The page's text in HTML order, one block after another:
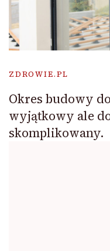
ZDROWIE.PL
Okres budowy
wyjątkowy ale
skomplikowany.